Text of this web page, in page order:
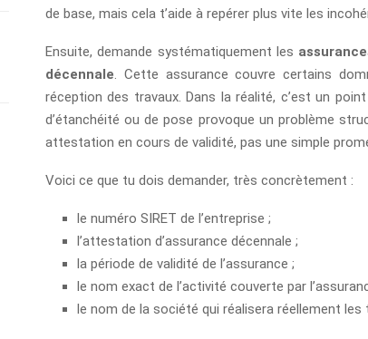
de base, mais cela t’aide à repérer plus vite les
Ensuite, demande systématiquement les
décennale. Cette assurance couvre certains
réception des travaux. Dans la réalité, c’est un
d’étanchéité ou de pose provoque un problème
attestation en cours de validité, pas une simple
Voici ce que tu dois demander, très concrètement :
le numéro SIRET de l’entreprise ;
l’attestation d’assurance décennale ;
la période de validité de l’assurance ;
le nom exact de l’activité couverte par
le nom de la société qui réalisera réellement